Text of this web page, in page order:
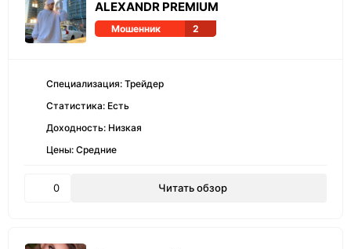
ALEXANDR PREMIUM
Мошенник 2
Специализация: Трейдер
Статистика: Есть
Доходность: Низкая
Цены: Средние
0 Читать обзор